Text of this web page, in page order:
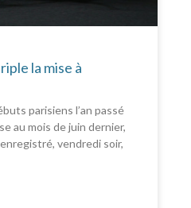
la mise à
parisiens l’an passé
au mois de juin dernier,
enregistré, vendredi soir,